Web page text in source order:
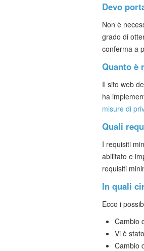
Devo
Non è
grado di
conferma a
Quanto è
Il sito web
ha
misure di
Quali
I requisiti
abilitato e
requisiti
In quali
Ecco i
Cambio
Vi è
Cambio